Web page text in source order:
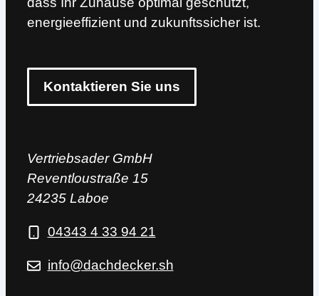
energieeffizient und zukunftssicher ist.
Kontaktieren Sie uns
Vertriebsader GmbH
Reventloustraße 15
24235 Laboe
04343 4 33 94 21
info@dachdecker.sh